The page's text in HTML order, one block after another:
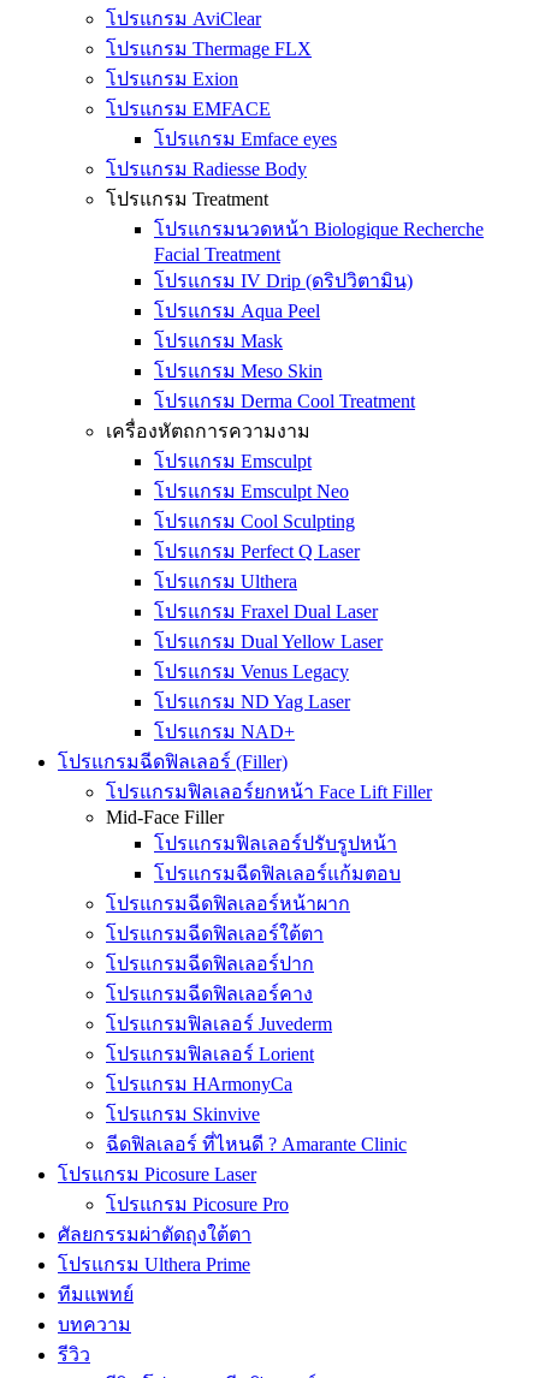
โปรแกรม AviClear
โปรแกรม Thermage FLX
โปรแกรม Exion
โปรแกรม EMFACE
โปรแกรม Emface eyes
โปรแกรม Radiesse Body
โปรแกรม Treatment
โปรแกรมนวดหน้า Biologique Recherche
Facial Treatment
โปรแกรม IV Drip (ดริปวิตามิน)
โปรแกรม Aqua Peel
โปรแกรม Mask
โปรแกรม Meso Skin
โปรแกรม Derma Cool Treatment
เครื่องหัตถการความงาม
โปรแกรม Emsculpt
โปรแกรม Emsculpt Neo
โปรแกรม Cool Sculpting
โปรแกรม Perfect Q Laser
โปรแกรม Ulthera
โปรแกรม Fraxel Dual Laser
โปรแกรม Dual Yellow Laser
โปรแกรม Venus Legacy
โปรแกรม ND Yag Laser
โปรแกรม NAD+
โปรแกรมฉีดฟิลเลอร์ (Filler)
โปรแกรมฟิลเลอร์ยกหน้า Face Lift Filler
Mid-Face Filler
โปรแกรมฟิลเลอร์ปรับรูปหน้า
โปรแกรมฉีดฟิลเลอร์แก้มตอบ
โปรแกรมฉีดฟิลเลอร์หน้าผาก
โปรแกรมฉีดฟิลเลอร์ใต้ตา
โปรแกรมฉีดฟิลเลอร์ปาก
โปรแกรมฉีดฟิลเลอร์คาง
โปรแกรมฟิลเลอร์ Juvederm
โปรแกรมฟิลเลอร์ Lorient
โปรแกรม HArmonyCa
โปรแกรม Skinvive
ฉีดฟิลเลอร์ ที่ไหนดี ? Amarante Clinic
โปรแกรม Picosure Laser
โปรแกรม Picosure Pro
ศัลยกรรมผ่าตัดถุงใต้ตา
โปรแกรม Ulthera Prime
ทีมแพทย์
บทความ
รีวิว